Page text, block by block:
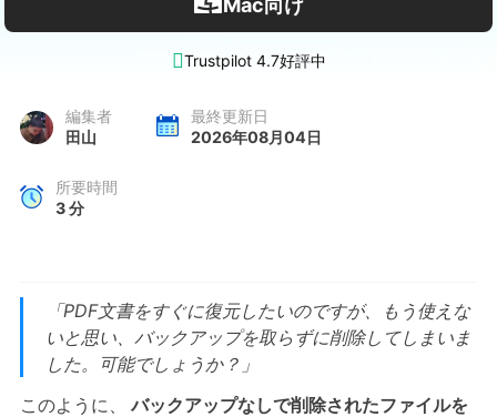
Trustpilot 4.7好評中
編集者
田山
最終更新日
2026年08月04日
所要時間
3分
「PDF文書をすぐに復元したいのですが、もう使えな
いと思い、バックアップを取らずに削除してしまいま
した。可能でしょうか？」
このように、
バックアップなしで削除されたファイルを